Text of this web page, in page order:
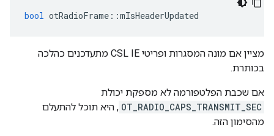
bool otRadioFrame ::mIsHeaderUpdated
מציין אם מונה המסגרות ופריטי CSL IE מתעדכנים כהלכה
בכותרת.
אם שכבת הפלטפורמה לא מספקת יכולת
OT_RADIO_CAPS_TRANSMIT_SEC , היא תוכל להתעלם
מהסימון הזה.